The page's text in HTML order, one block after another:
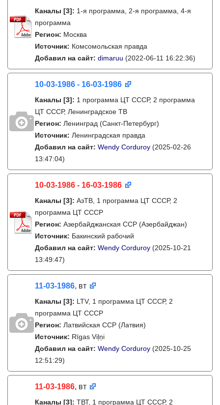
Каналы [3]: 1-я программа, 2-я программа, 4-я
программа
Регион: Москва
Источник: Комсомольская правда
Добавил на сайт: dimaruu (2022-06-11 16:22:36)
10-03-1986 - 16-03-1986
Каналы [3]: 1 программа ЦТ СССР, 2 программа
ЦТ СССР, Ленинградское ТВ
Регион: Ленинград (Санкт-Петербург)
Источник: Ленинградская правда
Добавил на сайт: Wendy Corduroy (2025-02-26
13:47:04)
10-03-1986 - 16-03-1986
Каналы [3]: АзТВ, 1 программа ЦТ СССР, 2
программа ЦТ СССР
Регион: Азербайджанская ССР (Азербайджан)
Источник: Бакинский рабочий
Добавил на сайт: Wendy Corduroy (2025-10-21
13:49:47)
11-03-1986, вт
Каналы [3]: LTV, 1 программа ЦТ СССР, 2
программа ЦТ СССР
Регион: Латвийская ССР (Латвия)
Источник: Rīgas Viļņi
Добавил на сайт: Wendy Corduroy (2025-10-25
12:51:29)
11-03-1986, вт
Каналы [3]: ТВТ, 1 программа ЦТ СССР, 2